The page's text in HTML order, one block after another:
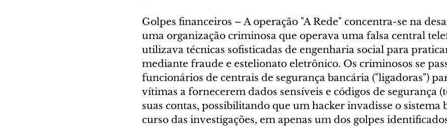
Golpes financeiros – A operação "A Rede" concentra-se na
uma organização criminosa que operava uma falsa central
utilizava técnicas sofisticadas de engenharia social para
mediante fraude e estelionato eletrônico. Os criminosos se
funcionários de centrais de segurança bancária ("ligadoras")
vítimas a fornecerem dados sensíveis e códigos de segurança
suas contas, possibilitando que um hacker invadisse o sistema
curso das investigações, em apenas um dos golpes